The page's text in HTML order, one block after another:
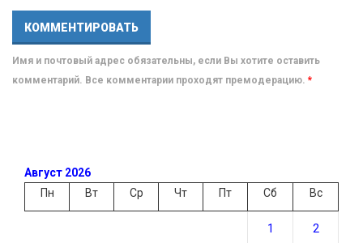
Имя и почтовый адрес обязательны, если Вы хотите оставить
комментарий. Все комментарии проходят премодерацию. *
Август 2026
Пн
Вт Ср Чт Пт Сб Вс
1 2